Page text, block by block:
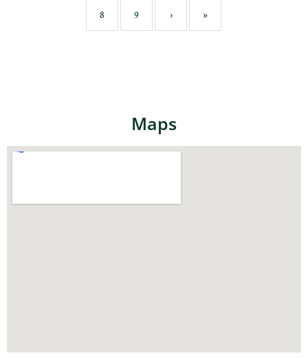
8 9 › »
Maps